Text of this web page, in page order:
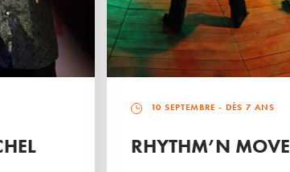
10 SEPTEMBRE - DÈS 7 ANS
RHYTHM’N MOVE